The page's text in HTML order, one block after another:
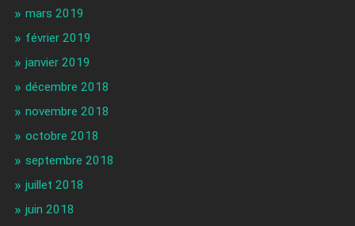
mars 2019
février 2019
janvier 2019
décembre 2018
novembre 2018
octobre 2018
septembre 2018
juillet 2018
juin 2018